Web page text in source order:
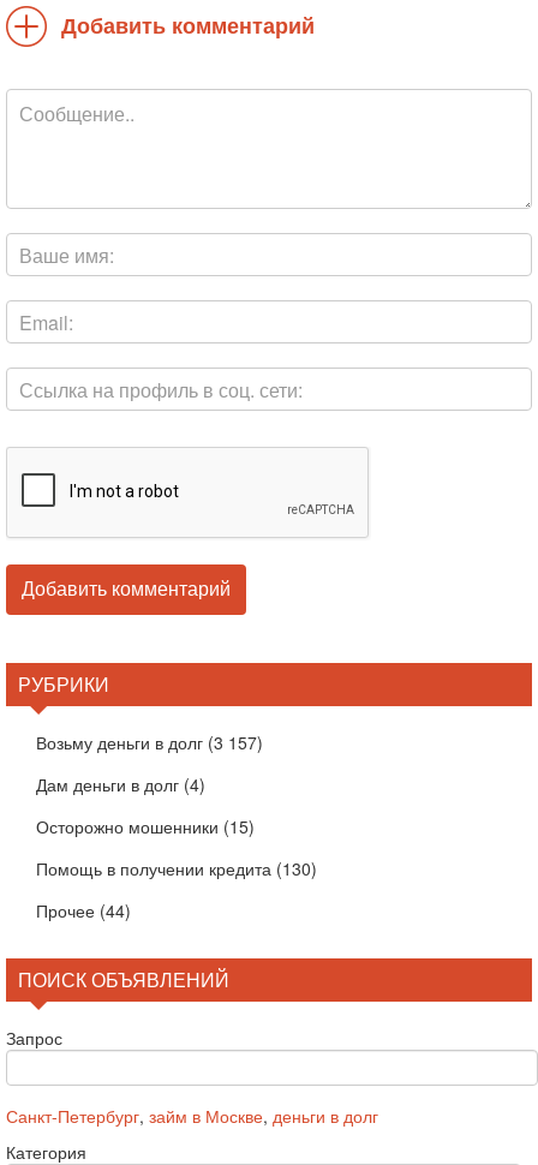
Добавить комментарий
РУБРИКИ
Возьму деньги в долг (3 157)
Дам деньги в долг (4)
Осторожно мошенники (15)
Помощь в получении кредита (130)
Прочее (44)
ПОИСК ОБЪЯВЛЕНИЙ
Запрос
Санкт-Петербург, займ в Москве, деньги в долг
Категория